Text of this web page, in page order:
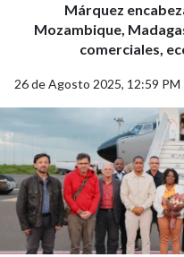
Márquez
Mozambique,
comerciales,
26 de Agosto 2025, 12:59 PM